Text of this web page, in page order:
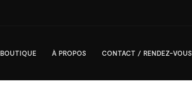
BOUTIQUE À PROPOS CONTACT / RENDEZ-VOUS